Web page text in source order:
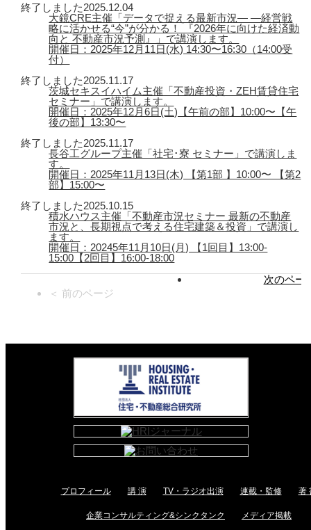
終了しました2025.12.04
大鏡CRE主催「データで捉える最新市況― ―経営戦
略に活かせる“今”が分かる！ 『2026年に向けた経済動
向と 不動産市況予測』」で講演します。
開催日：2025年12月11日(水) 14:30〜16:30（14:00受
付）
終了しました2025.11.17
茨城セキスイハイム主催「不動産投資・ZEH賃貸住宅
セミナー」で講演します。
開催日：2025年12月6日(土)【午前の部】10:00〜【午
後の部】13:30〜
終了しました2025.11.17
長谷工グループ主催「社宅･寮 セミナー」で講演しま
す。
開催日：2025年11月13日(木) 【第1部 】10:00〜 【第2
部】15:00〜
終了しました2025.10.15
積水ハウス主催「不動産市況セミナー 最新の不動産
市況と、長期視点で考える住宅建築＆投資」で講演し
ます。
開催日：20245年11月10日(月) 【1回目】13:00-
15:00【2回目】16:00-18:00
＜ 前のページ
次のペー
プロフィール 講 演 TV・ラジオ出演 連載・監修 著
企業コンサルティング&シンクタンク メディア掲載